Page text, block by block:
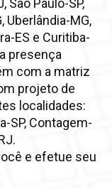
São Paulo-SP,
Uberlândia-MG,
ES e Curitiba-
presença
com a matriz
projeto de
localidades:
SP, Contagem-
e efetue seu